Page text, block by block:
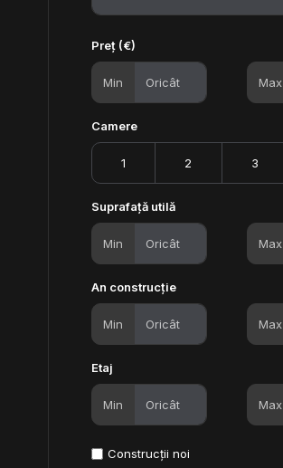
Preț (€)
Min Max
Camere
1 2 3
Suprafață utilă
Min Max
An construcție
Min Max
Etaj
Min Max
Construcții noi